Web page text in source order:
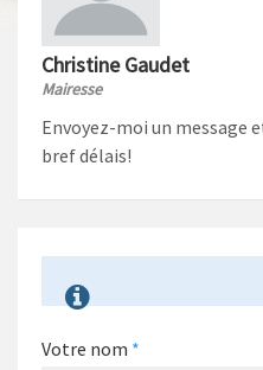
Christine Gaudet
Mairesse
Envoyez-moi un message
bref délais!
Votre nom *